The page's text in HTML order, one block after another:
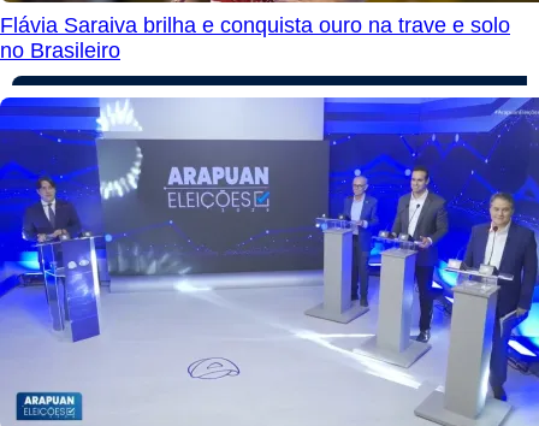
Flávia Saraiva brilha e conquista ouro na trave e solo
no Brasileiro